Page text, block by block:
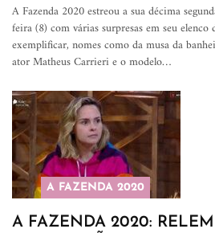
A Fazenda 2020 estreou a sua décima
feira (8) com várias surpresas em seu elenco
exemplificar, nomes como da musa da
ator Matheus Carrieri e o modelo…
A FAZENDA 2020
A FAZENDA 2020: